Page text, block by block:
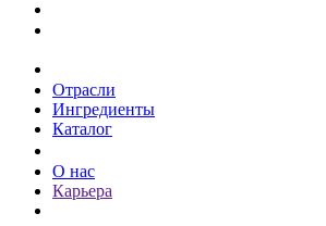
Отрасли
Ингредиенты
Каталог
О нас
Карьера